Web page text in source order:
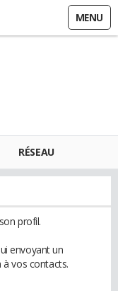
MENU
RÉSEAU
profil.
envoyant un
vos contacts.